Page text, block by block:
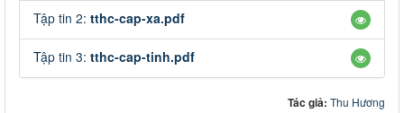
Tập tin 2: tthc-cap-xa.pdf
Tập tin 3: tthc-cap-tinh.pdf
Tác giả: Thu Hương